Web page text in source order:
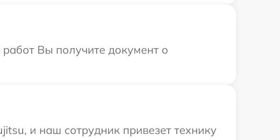
Вы получите документ о
и наш сотрудник привезет технику